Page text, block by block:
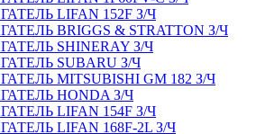
LIFAN 152F З/Ч
BRIGGS & STRATTON З/Ч
SHINERAY З/Ч
SUBARU З/Ч
MITSUBISHI GM 182 З/Ч
HONDA З/Ч
LIFAN 154F З/Ч
LIFAN 168F-2L З/Ч